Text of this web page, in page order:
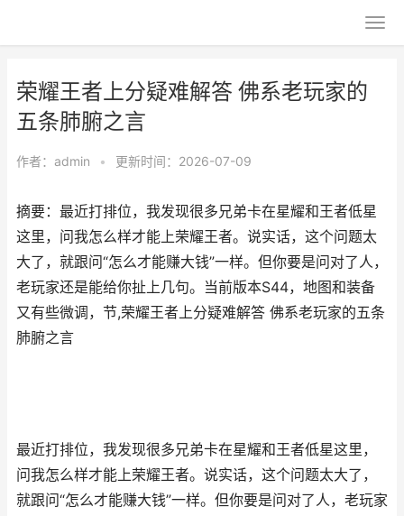
荣耀王者上分疑难解答 佛系老玩家的
五条肺腑之言
作者： admin • 更新时间：2026-07-09
摘要：最近打排位，我发现很多兄弟卡在星耀和王者低星
这里，问我怎么样才能上荣耀王者。说实话，这个问题太
大了，就跟问“怎么才能赚大钱”一样。但你要是问对了人，
老玩家还是能给你扯上几句。当前版本S44，地图和装备
又有些微调，节,荣耀王者上分疑难解答 佛系老玩家的五条
肺腑之言
最近打排位，我发现很多兄弟卡在星耀和王者低星这里，
问我怎么样才能上荣耀王者。说实话，这个问题太大了，
就跟问“怎么才能赚大钱”一样。但你要是问对了人，老玩家